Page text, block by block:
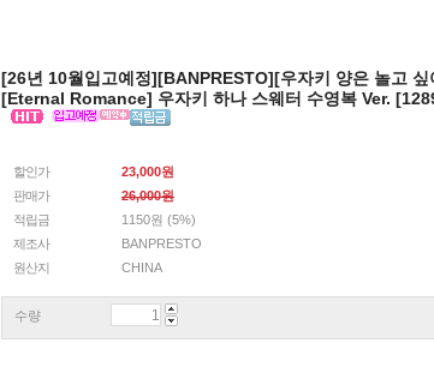
[26년 10월입고예정][BANPRESTO][우자키 양은 놀고
[Eternal Romance] 우자키 하나 스웨터 수영복 Ver.
할인가
23,000원
판매가
26,000원
적립금
1150원 (5%)
제조사
BANPRESTO
원산지
CHINA
수량